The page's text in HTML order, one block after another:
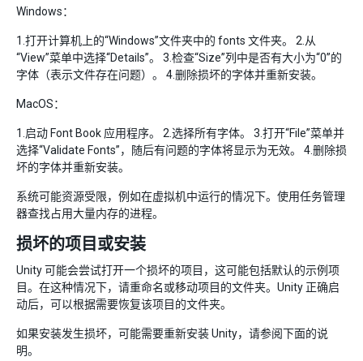
Windows：
1.打开计算机上的“Windows”文件夹中的 fonts 文件夹。 2.从
“View”菜单中选择“Details”。 3.检查“Size”列中是否有大小为“0”的
字体（表示文件存在问题）。 4.删除损坏的字体并重新安装。
MacOS：
1.启动 Font Book 应用程序。 2.选择所有字体。 3.打开“File”菜单并
选择“Validate Fonts”，随后有问题的字体将显示为无效。 4.删除损
坏的字体并重新安装。
系统可能资源受限，例如在虚拟机中运行的情况下。使用任务管理
器查找占用大量内存的进程。
损坏的项目或安装
Unity 可能会尝试打开一个损坏的项目，这可能包括默认的示例项
目。在这种情况下，请重命名或移动项目的文件夹。Unity 正确启
动后，可以根据需要恢复该项目的文件夹。
如果安装发生损坏，可能需要重新安装 Unity，请参阅下面的说
明。